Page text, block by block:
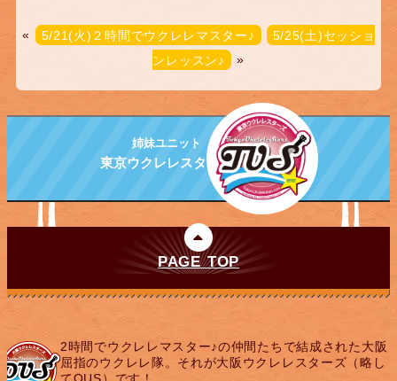
« 5/21(火)２時間でウクレレマスター♪
5/25(土)セッショ
ンレッスン♪ »
姉妹ユニット
東京ウクレレスターズ
PAGE TOP
2時間でウクレレマスター♪の仲間たちで結成された大阪
屈指のウクレレ隊。それが大阪ウクレレスターズ（略し
てOUS）です！